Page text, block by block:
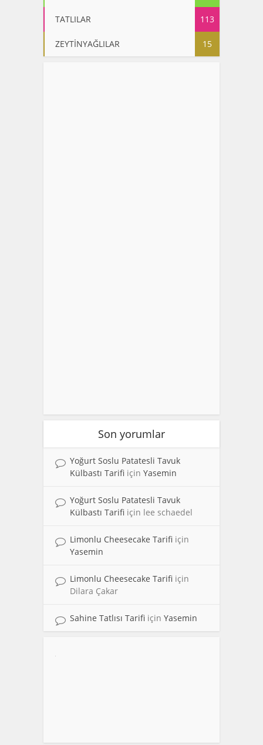
TATLILAR 113
ZEYTİNYAĞLILAR 15
Son yorumlar
Yoğurt Soslu Patatesli Tavuk
Külbastı Tarifi için Yasemin
Yoğurt Soslu Patatesli Tavuk
Külbastı Tarifi için lee schaedel
Limonlu Cheesecake Tarifi için
Yasemin
Limonlu Cheesecake Tarifi için
Dilara Çakar
Sahine Tatlısı Tarifi için Yasemin